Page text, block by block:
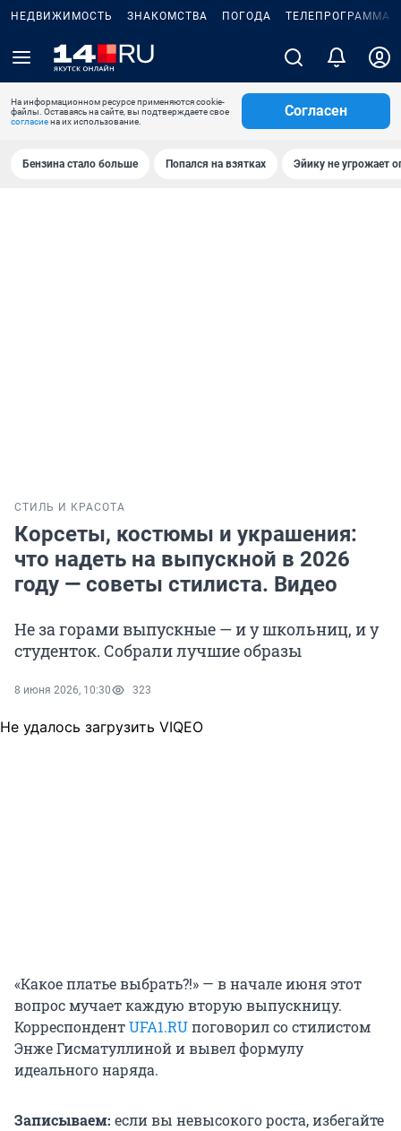
НЕДВИЖИМОСТЬ ЗНАКОМСТВА ПОГОДА ТЕЛЕПРОГРАММА
На информационном ресурсе применяются cookie-
файлы. Оставаясь на сайте, вы подтверждаете свое
согласиена их использование.
Согласен
Бензина стало больше Попался на взятках Эйику не угрожает
СТИЛЬ И КРАСОТА
Корсеты, костюмы и украшения:
что надеть на выпускной в 2026
году — советы стилиста. Видео
Не за горами выпускные — и у школьниц, и у
студенток. Собрали лучшие образы
8 июня 2026, 10:30 323
Не удалось загрузить VIQEO
«Какое платье выбрать?!» — в начале июня этот
вопрос мучает каждую вторую выпускницу.
КорреспондентUFA1.RUпоговорил со стилистом
Энже Гисматуллиной и вывел формулу
идеального наряда.
Записываем: если вы невысокого роста, избегайте